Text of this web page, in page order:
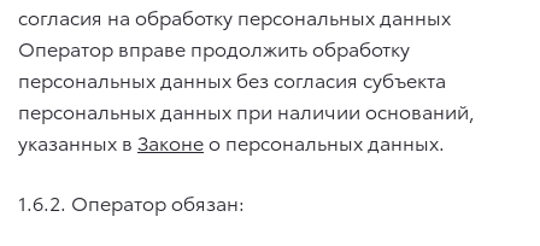
согласия на обработку персональных данных
Оператор вправе продолжить обработку
персональных данных без согласия субъекта
персональных данных при наличии оснований,
указанных в Законео персональных данных.
1.6.2. Оператор обязан: